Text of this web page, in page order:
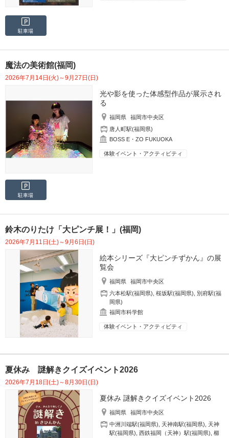
駐車場
魔法の美術館(福岡)
2026年7月14日(火)～9月27日(日)
光や影を使った体感型作品が展示され
る
福岡県
福岡市中央区
唐人町駅(福岡県)
BOSS E・ZO FUKUOKA
体験イベント・アクティビティ
駐車場
鈴木のりたけ「大ピンチ展！」(福岡)
2026年7月11日(土)～9月6日(日)
絵本シリーズ『大ピンチずかん』の展
覧会
福岡県
福岡市中央区
六本松駅(福岡県) ,桜坂駅(福岡県)
別府駅(福
岡県)
福岡市科学館
体験イベント・アクティビティ
夏休み 謎解きクイズイベント2026
2026年7月18日(土)～8月30日(日)
夏休み 謎解きクイズイベント2026
福岡県
福岡市中央区
中洲川端駅(福岡県)
天神南駅(福岡県)
天神
駅(福岡県) ,西鉄福岡（天神）駅(福岡県) ,櫛